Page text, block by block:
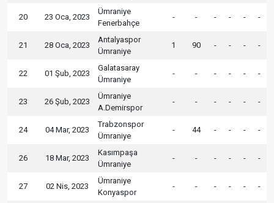
20 23 Oca, 2023
Ümraniye
Fenerbahçe
- - - - - -
21 28 Oca, 2023
Antalyaspor
Ümraniye
1 90 - - - -
22 01 Şub, 2023
Galatasaray
Ümraniye
- - - - - -
23 26 Şub, 2023
Ümraniye
A.Demirspor
- - - - - -
24 04 Mar, 2023
Trabzonspor
Ümraniye
- 44 - - - -
26 18 Mar, 2023
Kasımpaşa
Ümraniye
- - - - - -
27 02 Nis, 2023
Ümraniye
Konyaspor
- - - - - -